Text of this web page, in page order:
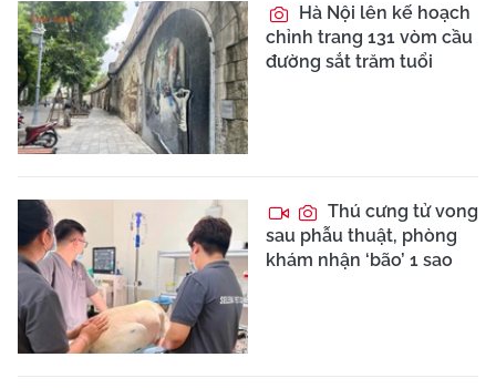
Hà Nội lên kế hoạch
chỉnh trang 131 vòm cầu
đường sắt trăm tuổi
Thú cưng tử vong
sau phẫu thuật, phòng
khám nhận ‘bão’ 1 sao